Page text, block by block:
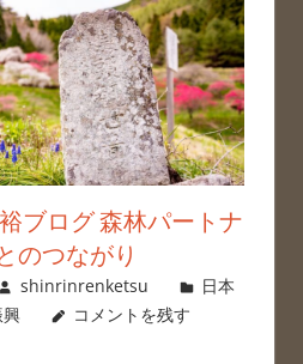
ブログ 森林パートナ
のつながり
shinrinrenketsu
日本
コメントを残す